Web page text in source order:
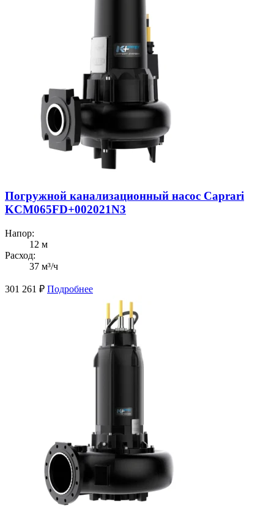
Погружной канализационный насос Caprari
KCM065FD+002021N3
Напор:
12 м
Расход:
37 м³/ч
301 261 ₽ Подробнее